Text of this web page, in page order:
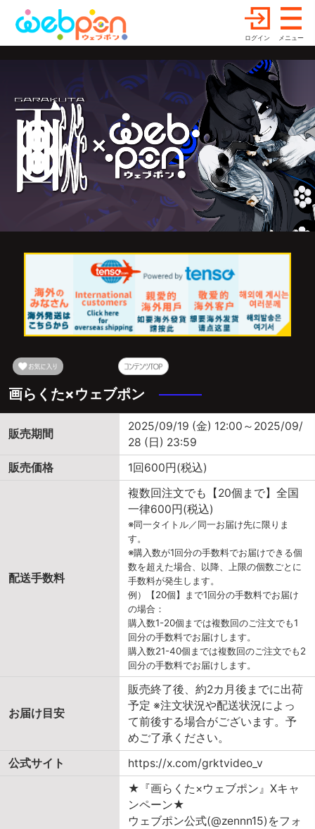
ログイン メニュー
画らくた×ウェブポン
販売期間
2025/09/19 (金) 12:00～2025/09/
28 (日) 23:59
販売価格
1回600円(税込)
配送手数料
複数回注文でも【20個まで】全国
一律600円(税込)
※同一タイトル／同一お届け先に限りま
す。
※購入数が1回分の手数料でお届けできる個
数を超えた場合、以降、上限の個数ごとに
手数料が発生します。
例）【20個】まで1回分の手数料でお届け
の場合：
購入数1-20個までは複数回のご注文でも1
回分の手数料でお届けします。
購入数21-40個までは複数回のご注文でも2
回分の手数料でお届けします。
お届け目安
販売終了後、約2カ月後までに出荷
予定 ※注文状況や配送状況によっ
て前後する場合がございます。予
めご了承ください。
公式サイト
https://x.com/grktvideo_v
★『画らくた×ウェブポン』Xキャ
ンペーン★
ウェブポン公式(@zennn15)をフォ